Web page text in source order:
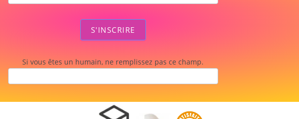
S'INSCRIRE
Si vous êtes un humain, ne remplissez pas ce champ.